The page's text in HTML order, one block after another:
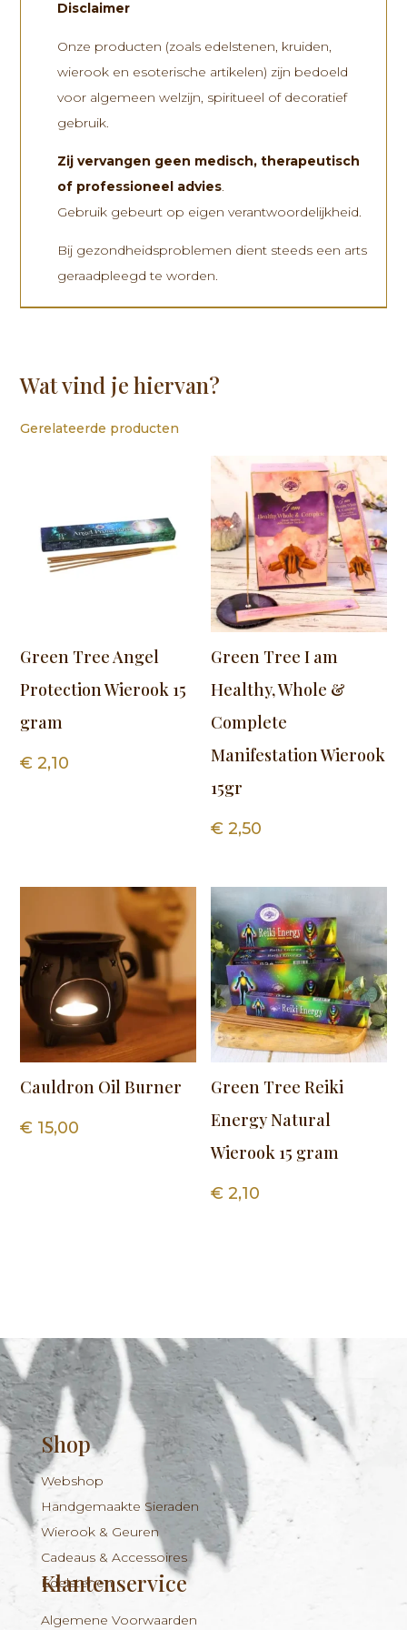
Disclaimer
Onze producten (zoals edelstenen, kruiden,
wierook en esoterische artikelen) zijn bedoeld
voor algemeen welzijn, spiritueel of decoratief
gebruik.
Zij vervangen geen medisch, therapeutisch
of professioneel advies.
Gebruik gebeurt op eigen verantwoordelijkheid.
Bij gezondheidsproblemen dient steeds een arts
geraadpleegd te worden.
Wat vind je hiervan?
Gerelateerde producten
Green Tree Angel
Protection Wierook 15
gram
€ 2,10
Green Tree I am
Healthy, Whole &
Complete
Manifestation Wierook
15gr
€ 2,50
Cauldron Oil Burner
€ 15,00
Green Tree Reiki
Energy Natural
Wierook 15 gram
€ 2,10
Shop
Webshop
Handgemaakte Sieraden
Wierook & Geuren
Cadeaus & Accessoires
Edelstenen
Klantenservice
Algemene Voorwaarden